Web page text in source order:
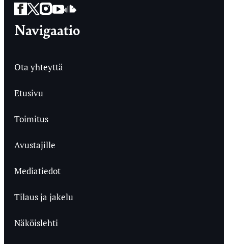
Facebook
Twitter
Instagram
YouTube
SoundCloud
Navigaatio
Ota yhteyttä
Etusivu
Toimitus
Avustajille
Mediatiedot
Tilaus ja jakelu
Näköislehti